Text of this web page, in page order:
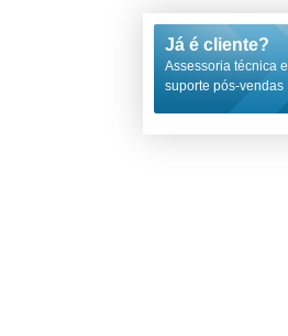
Já é cliente?
Assessoria técnica e
suporte pós-vendas